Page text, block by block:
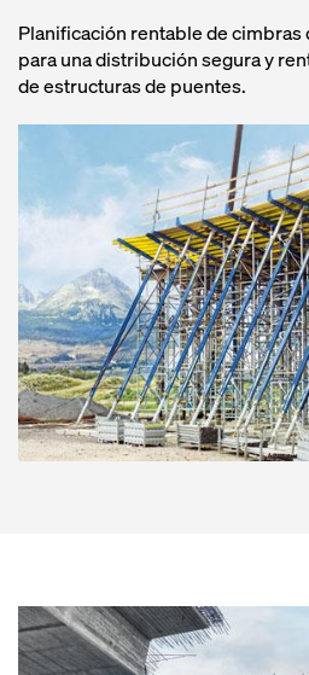
Planificación rentable de
para una distribución segura y
de estructuras de puentes.